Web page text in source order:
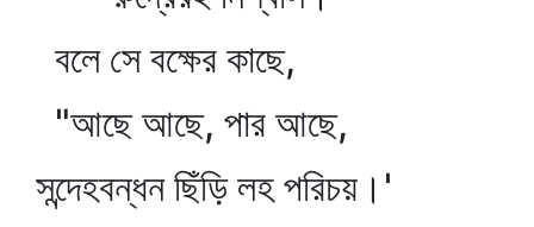
বলে সে বক্ষের কাছে,
"আছে আছে, পার আছে,
সন্দেহবন্ধন ছিঁড়ি লহ পরিচয়।'